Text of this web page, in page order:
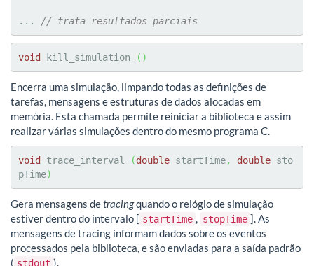
... // trata resultados parciais
void kill_simulation ( )
Encerra uma simulação, limpando todas as definições de
tarefas, mensagens e estruturas de dados alocadas em
memória. Esta chamada permite reiniciar a biblioteca e assim
realizar várias simulações dentro do mesmo programa C.
void trace_interval (double startTime, double sto
pTime)
Gera mensagens detracingquando o relógio de simulação
estiver dentro do intervalo [ startTime , stopTime ]. As
mensagens de tracing informam dados sobre os eventos
processados pela biblioteca, e são enviadas para a saída padrão
( stdout ).